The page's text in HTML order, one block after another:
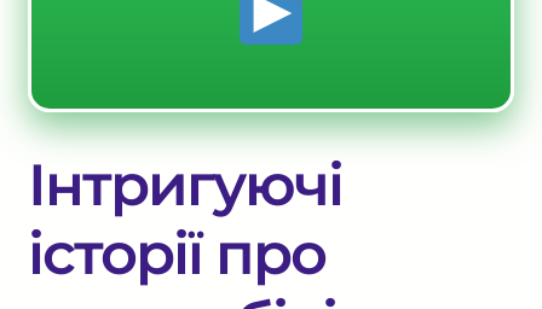
Інтригуючі
історії про